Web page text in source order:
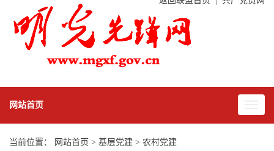
网站首页
当前位置： 网站首页 > 基层党建 > 农村党建